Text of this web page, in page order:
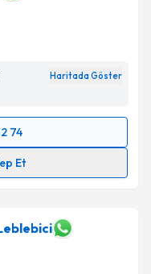
Haritada Göster
74
Et
ile bilgilendireceğiz.